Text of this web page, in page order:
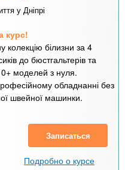
у Дніпрі
курс!
колекцію білизни за 4
до бюстгальтерів та
моделей з нуля.
обладнанні без
швейної машинки.
Записаться
Подробно о курсе